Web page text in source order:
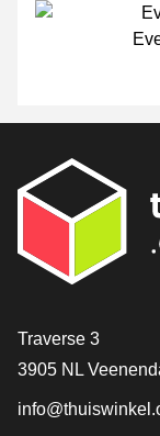
Traverse 3
3905 NL